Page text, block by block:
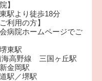
】
駅より徒歩18分
利用の方】
病院ホームページでご
東駅
海高野線 三国ヶ丘駅
金岡駅
駅／堺駅